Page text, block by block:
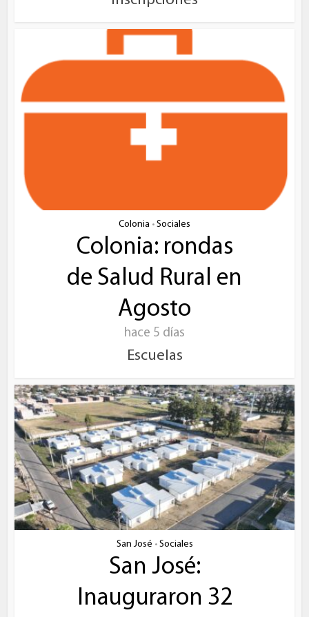
Colonia • Sociales
Colonia: rondas
de Salud Rural en
Agosto
hace 5 días
Escuelas
San José • Sociales
San José:
Inauguraron 32